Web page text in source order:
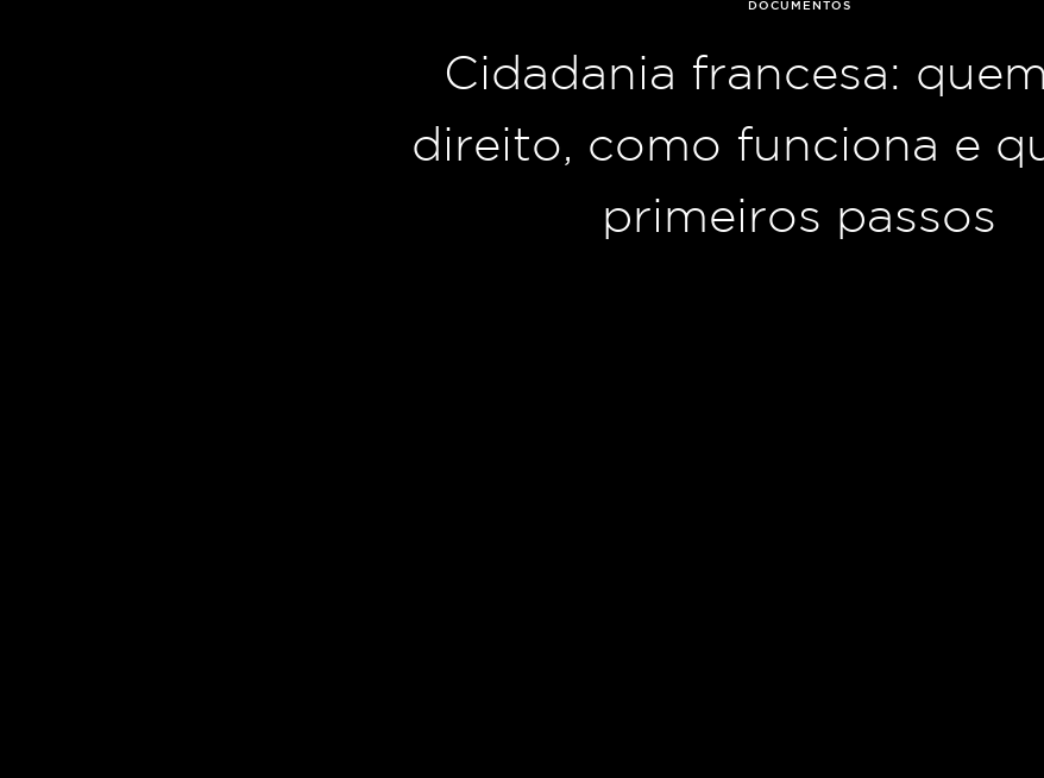
DOCUMENTOS
Cidadania francesa:
direito, como funciona e
primeiros passos